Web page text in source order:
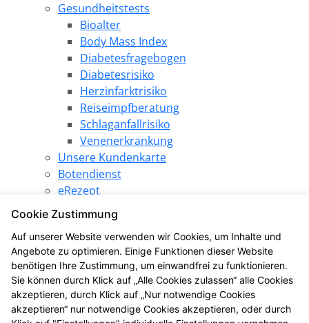
Gesundheitstests
Bioalter
Body Mass Index
Diabetesfragebogen
Diabetesrisiko
Herzinfarktrisiko
Reiseimpfberatung
Schlaganfallrisiko
Venenerkrankung
Unsere Kundenkarte
Botendienst
eRezept
Elektronische Patientenakte
Pharmazeutische Dienstleistungen
Angebote
Produkt des Monats
LINDA Gewinnspiel
LINDA Aktion
Die LINDA Eigenmarke
Cookie Zustimmung
Auf unserer Website verwenden wir Cookies, um Inhalte und
Angebote zu optimieren. Einige Funktionen dieser Website
benötigen Ihre Zustimmung, um einwandfrei zu funktionieren.
Sie können durch Klick auf „Alle Cookies zulassen“ alle Cookies
akzeptieren, durch Klick auf „Nur notwendige Cookies
akzeptieren“ nur notwendige Cookies akzeptieren, oder durch